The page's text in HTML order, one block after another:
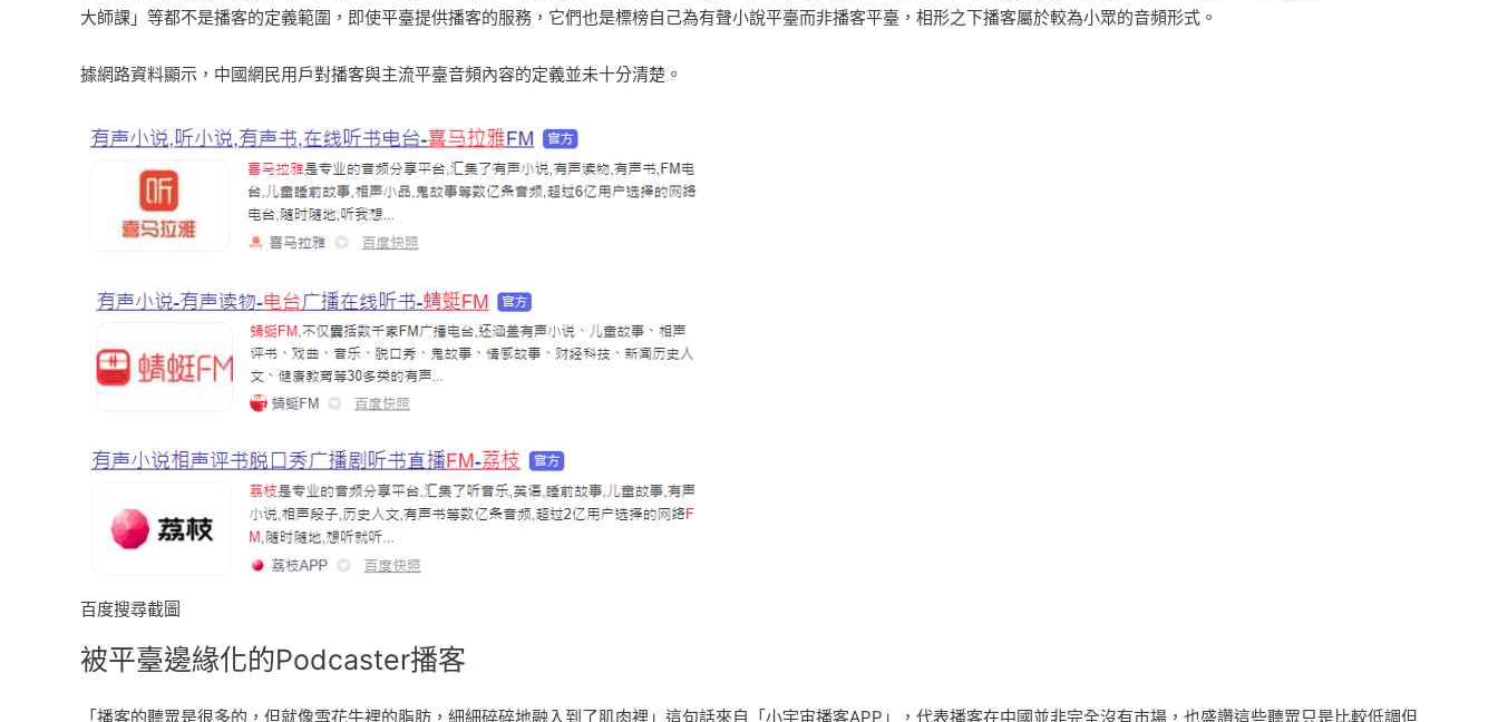
大師課」等都不是播客的定義範圍，即使平臺提供播客的服務，它們也是標榜自己為有聲小說平臺而非播客平臺，相形之下播客屬於較為小眾的音頻形式。
據網路資料顯示，中國網民用戶對播客與主流平臺音頻內容的定義並未十分清楚。
百度搜尋截圖
被平臺邊緣化的Podcaster播客
「播客的聽眾是很多的，但就像雪花牛裡的脂肪，細細碎碎地融入到了肌肉裡」這句話來自「小宇宙播客APP」，代表播客在中國並非完全沒有市場，也盛讚這些聽眾只是比較低調但